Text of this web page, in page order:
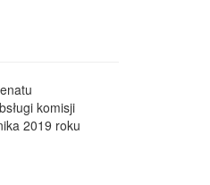
komisji
2019 roku